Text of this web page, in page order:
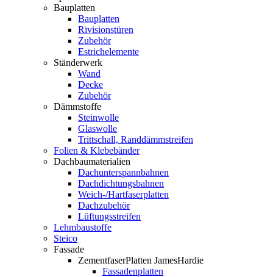
Bauplatten
Bauplatten
Rivisionstüren
Zubehör
Estrichelemente
Ständerwerk
Wand
Decke
Zubehör
Dämmstoffe
Steinwolle
Glaswolle
Trittschall, Randdämmstreifen
Folien & Klebebänder
Dachbaumaterialien
Dachunterspannbahnen
Dachdichtungsbahnen
Weich-/Hartfaserplatten
Dachzubehör
Lüftungsstreifen
Lehmbaustoffe
Steico
Fassade
ZementfaserPlatten JamesHardie
Fassadenplatten